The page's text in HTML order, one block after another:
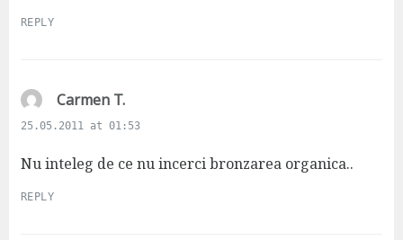
REPLY
Carmen T.s
a
s
25.05.2011 at 01:53
Nu inteleg de ce nu incerci bronzarea organica..
REPLY